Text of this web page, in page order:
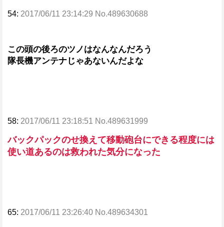
54: 2017/06/11 23:14:29 No.489630688
この頭の後ろのツノはなんなんだろう
隊長機アンテナじゃあないんだよな
58: 2017/06/11 23:18:51 No.489631999
バックパックのせ換えて移動砲台にできる程度には
使い道あるのは救われた気分になった
65: 2017/06/11 23:26:40 No.489634301